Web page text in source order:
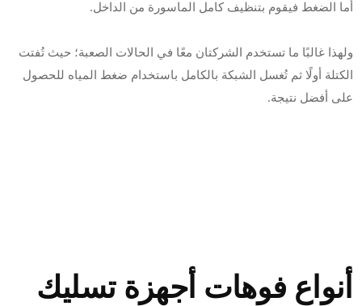
أما الضغط فيقوم بتنظيف كامل الماسورة من الداخل.
ولهذا غالبًا ما تستخدم الشركتان معًا في الحالات الصعبة؛ حيث تُفتت
الكتلة أولًا ثم تُغسل الشبكة بالكامل باستخدام ضغط المياه للحصول
على أفضل نتيجة.
أنواع فوهات أجهزة تسليك